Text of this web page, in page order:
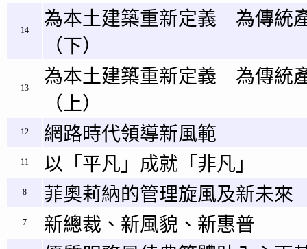
14
為本土建築重新定義 為傳統
（下）
13
為本土建築重新定義 為傳統
（上）
12 網路時代領導新風範
11 以「平凡」成就「非凡」
8 菲奧莉納的管理旋風及新未來
7 新總裁、新風貌、新惠普